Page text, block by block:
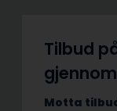
Tilbud
Motta